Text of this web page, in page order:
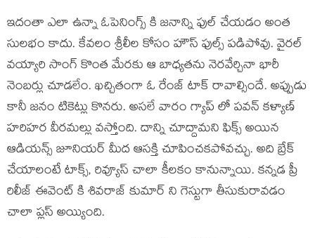
ఇదంతా ఎలా ఉన్నా ఓపెనింగ్స్ కి జనాన్ని ఫుల్ చేయడం అంత
సులభం కాదు. కేవలం శ్రీలీల కోసం హౌస్ ఫుల్స్ పడిపోవు. వైరల్
వయ్యారి సాంగ్ కొంత మేరకు ఆ బాధ్యతను నెరవేర్చినా భారీ
నెంబర్లు చూడలేం. ఖచ్చితంగా ఓ రేంజ్ టాక్ రావాల్సిందే. అప్పుడు
కానీ జనం టికెట్లు కొనరు. అసలే వారం గ్యాప్ లో పవన్ కళ్యాణ్
హరిహర వీరమల్లు వస్తోంది. దాన్ని చూద్దామని ఫిక్స్ అయిన
ఆడియన్స్ జూనియర్ మీద ఆసక్తి చూపించకపోవచ్చు. అది బ్రేక్
చేయాలంటే టాక్స్, రివ్యూస్ చాలా కీలకం కానున్నాయి. కన్నడ ప్రీ
రిలీజ్ ఈవెంట్ కి శివరాజ్ కుమార్ ని గెస్టుగా తీసుకురావడం
చాలా ప్లస్ అయ్యింది.